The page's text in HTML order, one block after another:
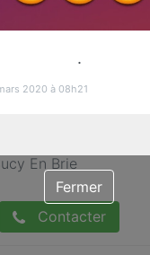
En Brie
Contacter
.
2020 à 08h21
Fermer